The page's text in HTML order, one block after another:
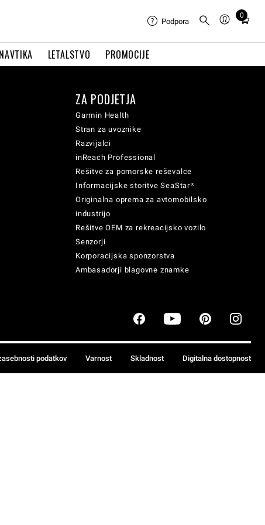
NAVTIKA LETALSTVO PROMOCIJE
Podpora
0
Total
in
ZA PODJETJA
Garmin Health
Stran za uvoznike
Razvijalci
inReach Professional
Rešitve za pomorske reševalce
Informacijske storitve SeaStar®
Originalna oprema za avtomobilsko
industrijo
Rešitve OEM za rekreacijsko vozilo
Senzorji
Korporacijska sponzorstva
Ambasadorji blagovne znamke
podatkov Varnost Skladnost Digitalna dostopnost